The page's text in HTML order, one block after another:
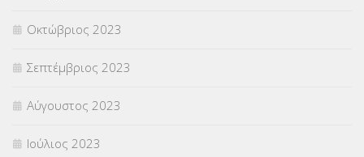
Οκτώβριος 2023
Σεπτέμβριος 2023
Αύγουστος 2023
Ιούλιος 2023